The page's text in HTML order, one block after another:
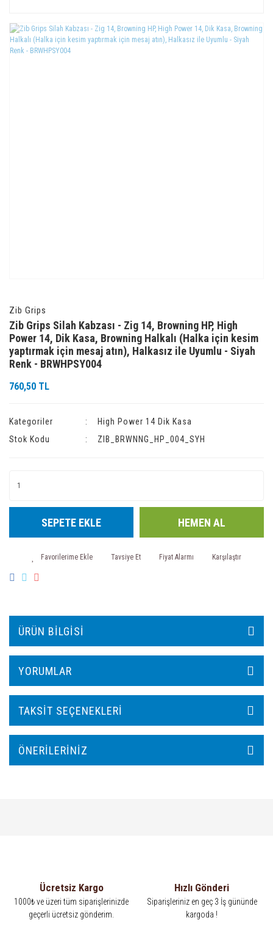
Zib Grips
Zib Grips Silah Kabzası - Zig 14, Browning HP, High
Power 14, Dik Kasa, Browning Halkalı (Halka için kesim
yaptırmak için mesaj atın), Halkasız ile Uyumlu - Siyah
Renk - BRWHPSY004
760,50 TL
Kategoriler
High Power 14 Dik Kasa
Stok Kodu
ZIB_BRWNNG_HP_004_SYH
SEPETE EKLE HEMEN AL
Tavsiye Et Fiyat Alarmı Karşılaştır
ÜRÜN BILGISI
YORUMLAR
TAKSIT SEÇENEKLERI
ÖNERILERINIZ
Ücretsiz Kargo
1000₺ ve üzeri tüm siparişlerinizde
geçerli ücretsiz gönderim.
Hızlı Gönderi
Siparişleriniz en geç 3 İş gününde
kargoda !